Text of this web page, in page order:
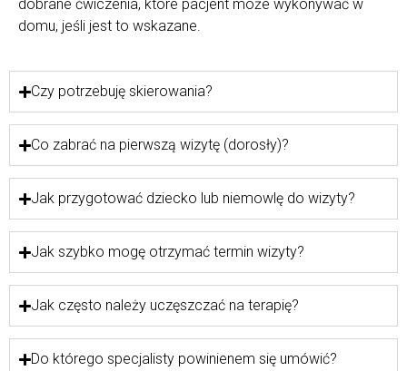
dobrane ćwiczenia, które pacjent może wykonywać w
domu, jeśli jest to wskazane.
Czy potrzebuję skierowania?
Co zabrać na pierwszą wizytę (dorosły)?
Jak przygotować dziecko lub niemowlę do wizyty?
Jak szybko mogę otrzymać termin wizyty?
Jak często należy uczęszczać na terapię?
Do którego specjalisty powinienem się umówić?